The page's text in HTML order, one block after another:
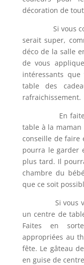
décoration de
Si vous
serait super,
déco de la salle
de vous
intéressants
table des
rafraichissement.
En faites,
table à la maman
conseille de faire
pourra le garder
plus tard. Il
chambre du
que ce soit
Si vous
un centre de
Faites en
appropriées au
fête. Le gâteau
en guise de